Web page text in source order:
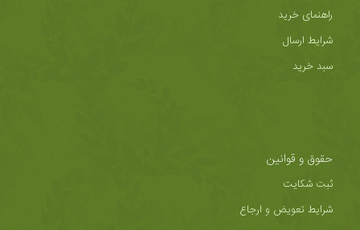
راهنمای خرید
شرایط ارسال
سبد خرید
حقوق و قوانین
ثبت شکایت
شرایط تعویض و ارجاع